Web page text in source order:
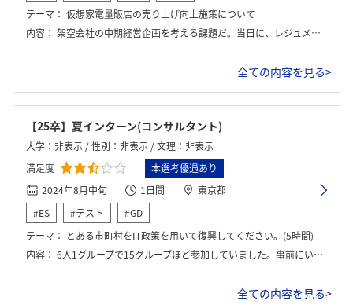
テーマ： 仮想家電量販店の売り上げ向上施策について
内容： 架空会社の中期経営企画を考える課題だ。当日に、レジュメが配布され、その中には架空に作られた会社の詳細や、現状について書かれている。 流れとしてはアジェンダ→ジョブの内容開示→ワークスタート→お昼ご飯→マネージャーにプレゼン→ワーク→最終プレゼン→全体FB→個人FB→座談会→終了
全ての内容を見る>
【25卒】夏インターン(コンサルタント)
大学：非表示 / 性別：非表示 / 文理：非表示
満足度
本選考優遇あり
2024年8月中旬
1日間
東京都
#ES
#テスト
#GD
テーマ： とある市町村をIT政策を用いて復興してください。(5時間)
内容： 6人1グループで15グループほど参加していました。事前にいくつかのIT政策について説明をうけるとともに資料について共有うけました。 4時間で意見をまとめて、1時間で自グループの意見発表、他グループの意見発表を聞きました。
全ての内容を見る>
ログイン・会員登録